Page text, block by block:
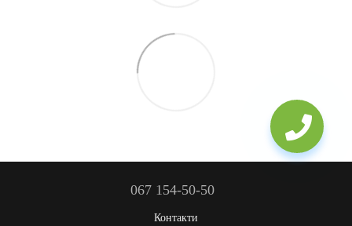
067 154-50-50
Контакти